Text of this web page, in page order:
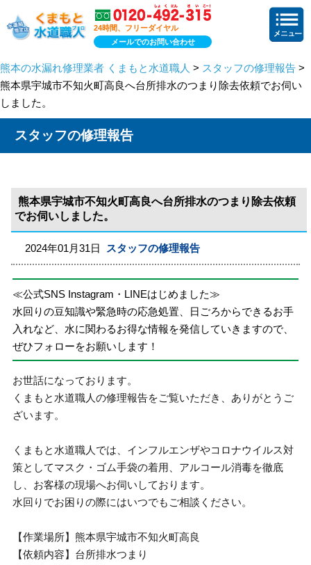
24時間、フリーダイヤル
メールでのお問い合わせ
熊本の水漏れ修理業者 くまもと水道職人 > スタッフの修理報告 >
熊本県宇城市不知火町高良へ台所排水のつまり除去依頼でお伺い
しました。
スタッフの修理報告
熊本県宇城市不知火町高良へ台所排水のつまり除去依頼
でお伺いしました。
2024年01月31日 スタッフの修理報告
≪公式SNS Instagram・LINEはじめました≫
水回りの豆知識や緊急時の応急処置、日ごろからできるお手
入れなど、水に関わるお得な情報を発信していきますので、
ぜひフォローをお願いします！
お世話になっております。
くまもと水道職人の修理報告をご覧いただき、ありがとうご
ざいます。
くまもと水道職人では、インフルエンザやコロナウイルス対
策としてマスク・ゴム手袋の着用、アルコール消毒を徹底
し、お客様の現場へお伺いしております。
水回りでお困りの際にはいつでもご相談ください。
【作業場所】熊本県宇城市不知火町高良
【依頼内容】台所排水つまり